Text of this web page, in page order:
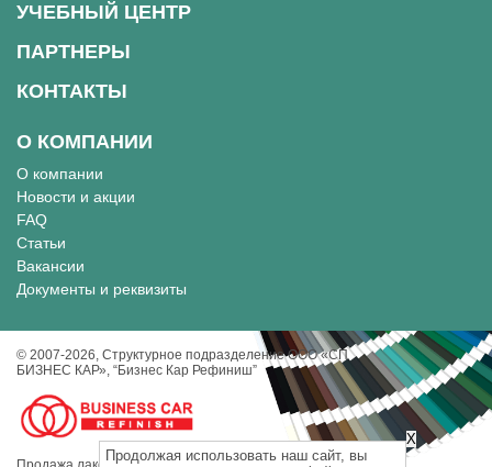
УЧЕБНЫЙ ЦЕНТР
ПАРТНЕРЫ
КОНТАКТЫ
О КОМПАНИИ
О компании
Новости и акции
FAQ
Статьи
Вакансии
Документы и реквизиты
© 2007-2026, Cтруктурное подразделение ООО «СП
БИЗНЕС КАР», “Бизнес Кар Рефиниш”
X
Продолжая использовать наш сайт, вы